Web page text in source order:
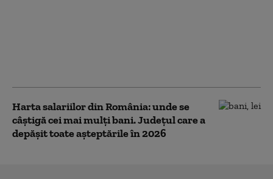
Harta salariilor din România: unde se
câștigă cei mai mulți bani. Județul care a
depășit toate așteptările în 2026